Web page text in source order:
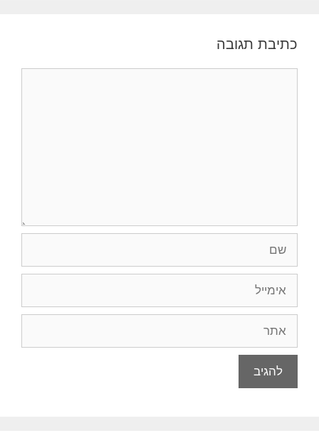
כתיבת תגובה